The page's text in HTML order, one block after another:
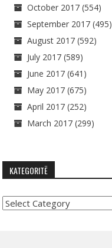
October 2017 (554)
September 2017 (495)
August 2017 (592)
July 2017 (589)
June 2017 (641)
May 2017 (675)
April 2017 (252)
March 2017 (299)
KATEGORITË
Kategoritë